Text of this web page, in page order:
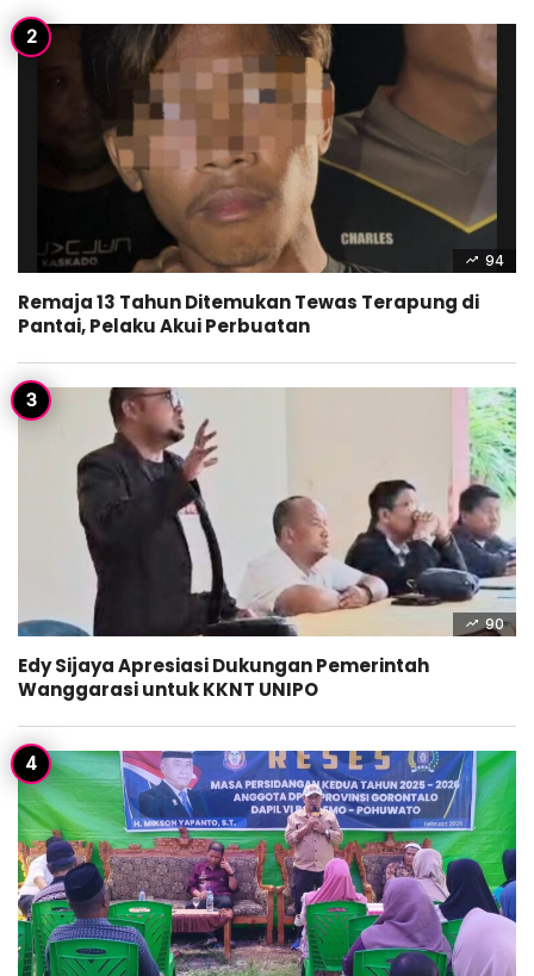
94
Remaja 13 Tahun Ditemukan Tewas Terapung di
Pantai, Pelaku Akui Perbuatan
90
Edy Sijaya Apresiasi Dukungan Pemerintah
Wanggarasi untuk KKNT UNIPO